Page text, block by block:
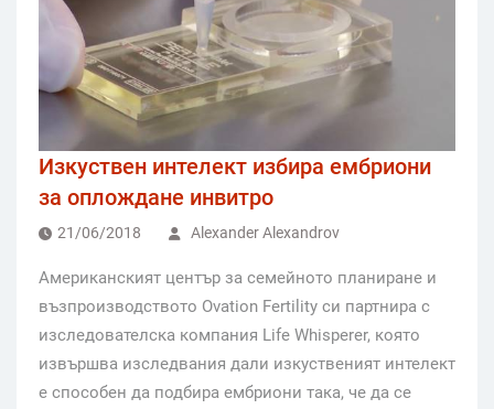
Изкуствен интелект избира ембриони
за оплождане инвитро
21/06/2018 Alexander Alexandrov
Американският център за семейното планиране и
възпроизводството Ovation Fertility си партнира с
изследователска компания Life Whisperer, която
извършва изследвания дали изкуственият интелект
е способен да подбира ембриони така, че да се